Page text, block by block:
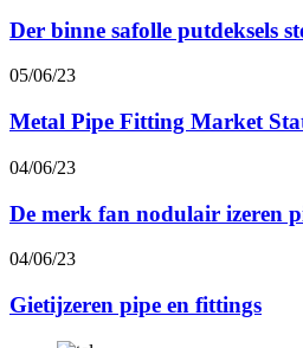
Der binne safolle putdeksels
05/06/23
Metal Pipe Fitting Market
04/06/23
De merk fan nodulair izeren
04/06/23
Gietijzeren pipe en fittings